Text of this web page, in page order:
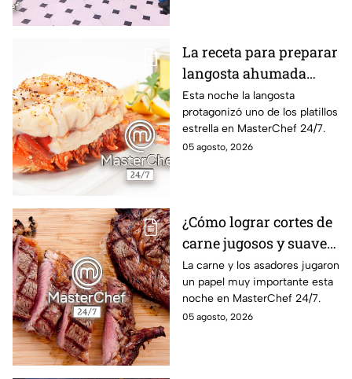
La receta para preparar
langosta ahumada
como en MasterChef
24/7
Esta noche la langosta
protagonizó uno de los platillos
estrella en MasterChef 24/7.
05 agosto, 2026
¿Cómo lograr cortes de
carne jugosos y suaves
al estilo MasterChef
24/7?
La carne y los asadores jugaron
un papel muy importante esta
noche en MasterChef 24/7.
05 agosto, 2026